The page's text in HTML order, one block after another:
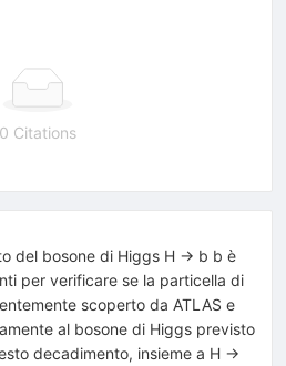
0 Citations
del bosone di Higgs H -> b b è
per verificare se la particella di
scoperto da ATLAS e
al bosone di Higgs previsto
decadimento, insieme a H ->